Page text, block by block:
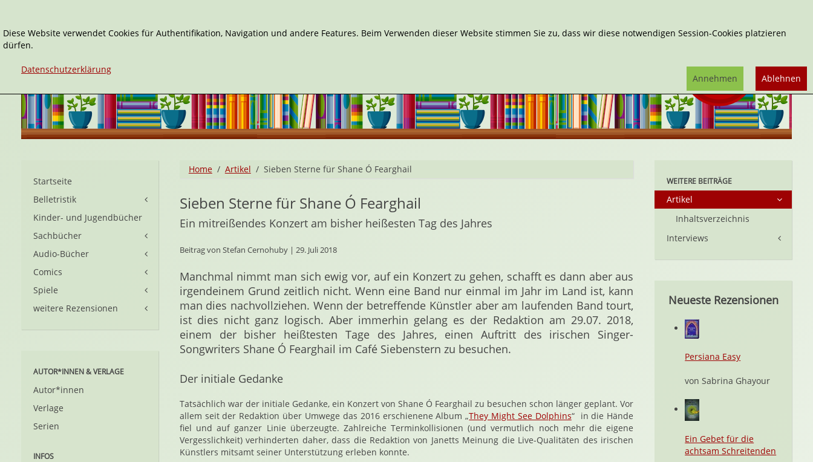
Home Artikel Sieben Sterne für Shane Ó Fearghail
Sieben Sterne für Shane Ó Fearghail
Ein mitreißendes Konzert am bisher heißesten Tag des Jahres
Beitrag von Stefan Cernohuby | 29. Juli 2018
Manchmal nimmt man sich ewig vor, auf ein Konzert zu gehen, schafft es dann aber aus
irgendeinem Grund zeitlich nicht. Wenn eine Band nur einmal im Jahr im Land ist, kann
man dies nachvollziehen. Wenn der betreffende Künstler aber am laufenden Band tourt,
ist dies nicht ganz logisch. Aber immerhin gelang es der Redaktion am 29.07. 2018,
einem der bisher heißtesten Tage des Jahres, einen Auftritt des irischen Singer-
Songwriters Shane Ó Fearghail im Café Siebenstern zu besuchen.
Der initiale Gedanke
Tatsächlich war der initiale Gedanke, ein Konzert von Shane Ó Fearghail zu besuchen schon länger geplant. Vor
allem seit der Redaktion über Umwege das 2016 erschienene Album „They Might See Dolphins“ in die Hände
fiel und auf ganzer Linie überzeugte. Zahlreiche Terminkollisionen (und vermutlich noch mehr die eigene
Vergesslichkeit) verhinderten daher, dass die Redaktion von Janetts Meinung die Live-Qualitäten des irischen
Künstlers mitsamt seiner Unterstützung erleben konnte.
Startseite
Belletristik
Kinder- und Jugendbücher
Sachbücher
Audio-Bücher
Comics
Spiele
weitere Rezensionen
AUTOR*INNEN & VERLAGE
Autor*innen
Verlage
Serien
INFOS
WEITERE BEITRÄGE
Artikel
Inhaltsverzeichnis
Interviews
Neueste Rezensionen
Persiana Easy
von Sabrina Ghayour
Ein Gebet für die
achtsam Schreitenden
Diese Website verwendet Cookies für Authentifikation, Navigation und andere Features. Beim Verwenden dieser Website stimmen Sie zu, dass wir diese notwendigen Session-Cookies platzieren
dürfen.
Datenschutzerklärung
Ablehnen
Annehmen